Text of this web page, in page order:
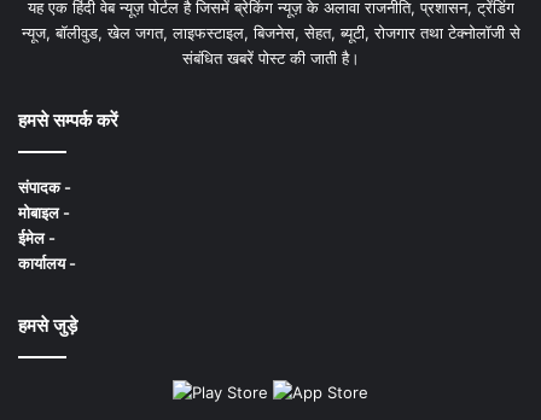
यह एक हिंदी वेब न्यूज़ पोर्टल है जिसमें ब्रेकिंग न्यूज़ के अलावा राजनीति, प्रशासन, ट्रेंडिंग
न्यूज, बॉलीवुड, खेल जगत, लाइफस्टाइल, बिजनेस, सेहत, ब्यूटी, रोजगार तथा टेक्नोलॉजी से
संबंधित खबरें पोस्ट की जाती है।
हमसे सम्पर्क करें
संपादक -
मोबाइल -
ईमेल -
कार्यालय -
हमसे जुड़े